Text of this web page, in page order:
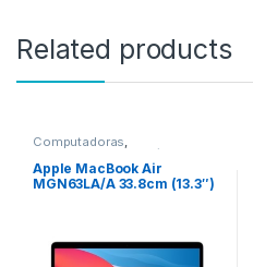
Related products
Computadoras,
Computadoras Portátiles
Apple MacBook Air
MGN63LA/A 33.8cm (13.3″)
256GB SSD – Gris – macOS
Big Sur – Pantalla Retina,